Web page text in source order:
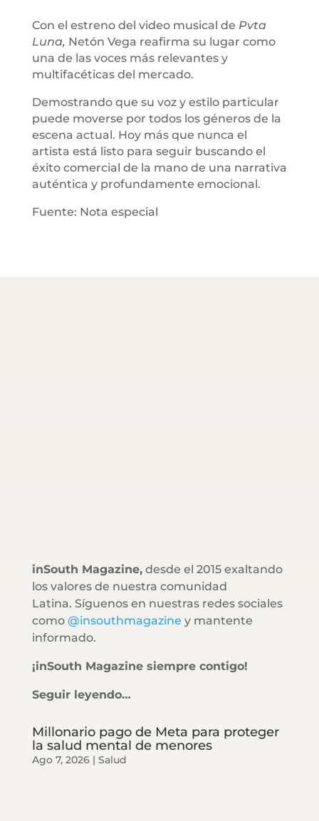
Con el estreno del video musical de Pvta
Luna, Netón Vega reafirma su lugar como
una de las voces más relevantes y
multifacéticas del mercado.
Demostrando que su voz y estilo particular
puede moverse por todos los géneros de la
escena actual. Hoy más que nunca el
artista está listo para seguir buscando el
éxito comercial de la mano de una narrativa
auténtica y profundamente emocional.
Fuente: Nota especial
inSouth Magazine,desde el 2015 exaltando
los valores de nuestra comunidad
Latina. Síguenos en nuestras redes sociales
como @insouthmagazine y mantente
informado.
¡inSouth Magazine siempre contigo!
Seguir leyendo…
Millonario pago de Meta para proteger
la salud mental de menores
Ago 7, 2026| Salud